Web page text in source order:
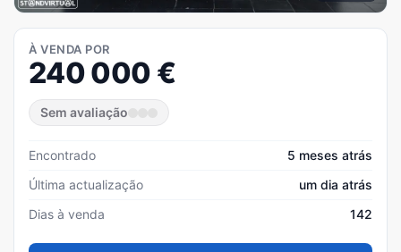
À VENDA POR
240 000 €
Sem avaliação
Encontrado
5 meses atrás
Última actualização
um dia atrás
Dias à venda
142